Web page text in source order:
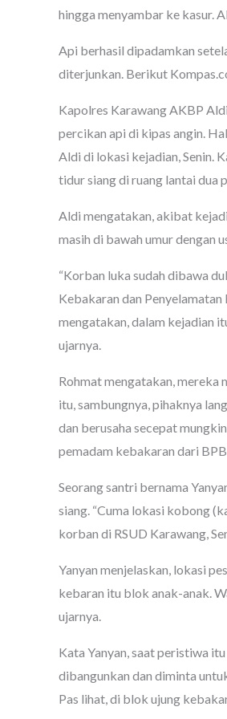
hingga menyambar ke kasur.
Api berhasil dipadamkan
diterjunkan. Berikut
Kapolres Karawang AKBP
percikan api di kipas angin.
Aldi di lokasi kejadian, Senin.
tidur siang di ruang lantai dua
Aldi mengatakan, akibat
masih di bawah umur dengan
“Korban luka sudah dibawa
Kebakaran dan
mengatakan, dalam kejadian
ujarnya.
Rohmat mengatakan,
itu, sambungnya, pihaknya
dan berusaha secepat
pemadam kebakaran dari
Seorang santri bernama
siang. “Cuma lokasi kobong
korban di RSUD Karawang,
Yanyan menjelaskan, lokasi
kebaran itu blok anak-anak.
ujarnya.
Kata Yanyan, saat peristiwa
dibangunkan dan diminta
Pas lihat, di blok ujung